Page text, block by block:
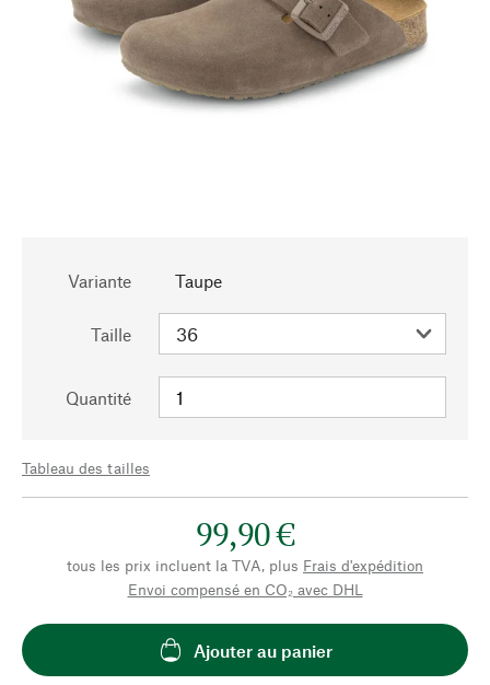
Variante Taupe
Taille
Quantité
Tableau des tailles
99,90 €
tous les prix incluent la TVA, plus Frais d'expédition
Envoi compensé en CO₂ avec DHL
Ajouter au panier